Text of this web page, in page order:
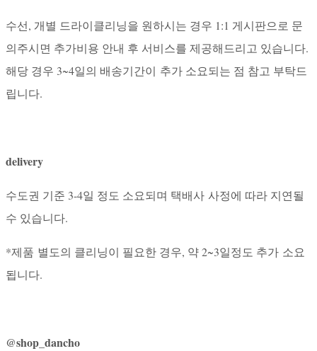
수선, 개별 드라이클리닝을 원하시는 경우 1:1 게시판으로 문
의주시면 추가비용 안내 후 서비스를 제공해드리고 있습니다.
해당 경우 3~4일의 배송기간이 추가 소요되는 점 참고 부탁드
립니다.
delivery
수도권 기준 3-4일 정도 소요되며 택배사 사정에 따라 지연될
수 있습니다.
*제품 별도의 클리닝이 필요한 경우, 약 2~3일정도 추가 소요
됩니다.
@shop_dancho